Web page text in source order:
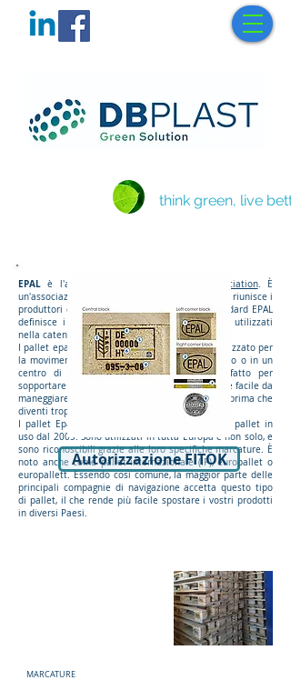
think green, live
EPAL è l'acronimo di European Pallet Association. È
un'associazione volontaria fondata nel 1997 che riunisce i
produttori di pallet in legno in Europa. Lo standard EPAL
definisce i requisiti tecnici e legali dei pallet utilizzati
nella catena di fornitura.
I pallet epal sono un tipo specifico di pallet utilizzato per
la movimentazione dei prodotti in un magazzino o in un
centro di distribuzione. Un pallet epal è fatto per
sopportare carichi pesanti, ma è anche leggero e facile da
maneggiare. Può essere riutilizzato molte volte prima che
diventi troppo usurato per l'uso.
I pallet Epal sono uno standard europeo per i pallet in
uso dal 2005. Sono utilizzati in tutta Europa e non solo, e
sono riconoscibili grazie alle loro specifiche marcature. È
noto anche come pallet internazionale (IP), europallet o
europallett. Essendo così comune, la maggior parte delle
principali compagnie di navigazione accetta questo tipo
di pallet, il che rende più facile spostare i vostri prodotti
in diversi Paesi.
Autorizzazione FITOK
MARCATURE